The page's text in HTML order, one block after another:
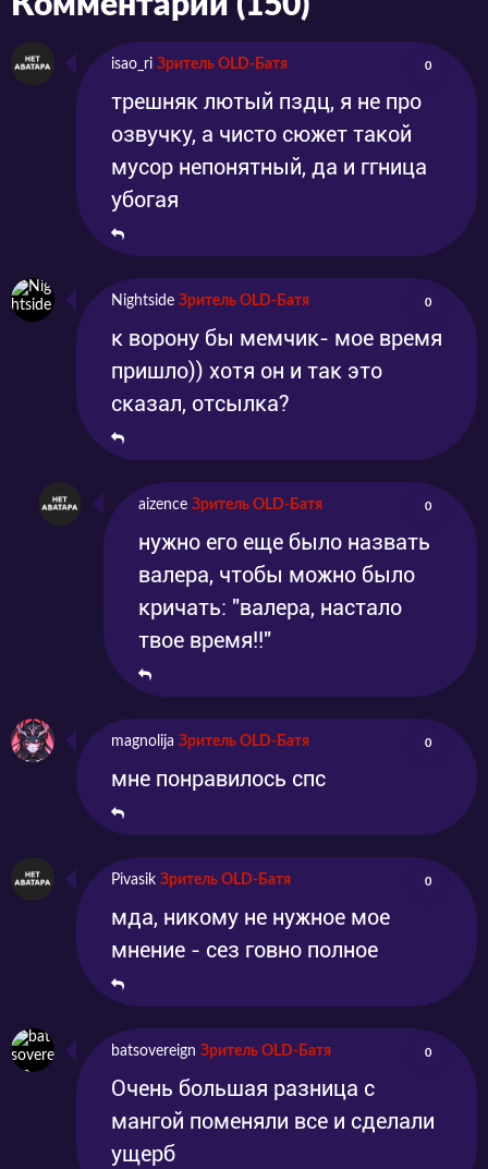
Серия 8 Эпизод 8 2022-11-12
Серия 10
Эпизод 10 2022-11-26
2022-11-26
Серия 11
Эпизод 12 2022-12-10 2022-12-10
isao_ri Зритель OLD-Батя 0
трешняк лютый пздц, я не про
озвучку, а чисто сюжет такой
мусор непонятный, да и ггница
убогая
Nightside Зритель OLD-Батя 0
к ворону бы мемчик- мое время
пришло)) хотя он и так это
сказал, отсылка?
aizence Зритель OLD-Батя 0
нужно его еще было назвать
валера, чтобы можно было
кричать: "валера, настало
твое время!!"
magnolija Зритель OLD-Батя 0
мне понравилось спс
Pivasik Зритель OLD-Батя 0
мда, никому не нужное мое
мнение - сез говно полное
batsovereign Зритель OLD-Батя 0
Очень большая разница с
мангой поменяли все и сделали
ущерб